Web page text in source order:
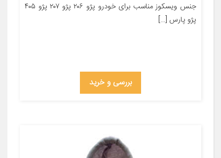
جنس ویسکوز مناسب برای خودرو پژو ۲۰۶ پژو ۲۰۷ پژو ۴۰۵
پژو پارس […]
بررسی و خرید